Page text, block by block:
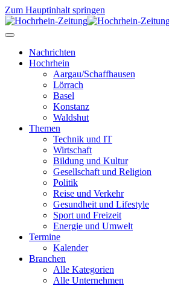
Zum Hauptinhalt springen
Nachrichten
Hochrhein
Aargau/Schaffhausen
Lörrach
Basel
Konstanz
Waldshut
Themen
Technik und IT
Wirtschaft
Bildung und Kultur
Gesellschaft und Religion
Politik
Reise und Verkehr
Gesundheit und Lifestyle
Sport und Freizeit
Energie und Umwelt
Termine
Kalender
Branchen
Alle Kategorien
Alle Unternehmen